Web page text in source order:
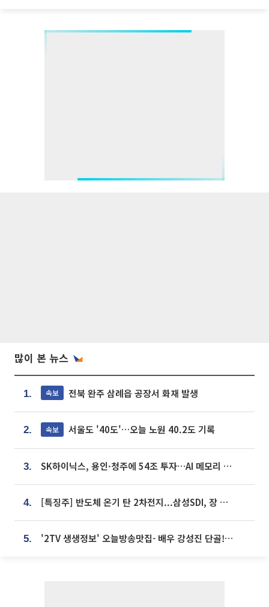
많이 본 뉴스
1. 속보 전북 완주 삼례읍 공장서 화재 발생
2. 속보 서울도 '40도'…오늘 노원 40.2도 기록
3. SK하이닉스, 용인·청주에 54조 투자…AI 메모리 생산기지 키운다
4. [특징주] 반도체 온기 탄 2차전지...삼성SDI, 장 초반 7% 넘게 껑충
5. '2TV 생생정보' 오늘방송맛집- 배우 강성진 단골! 쌀국수ㆍ푸팟퐁 커리 맛집 '블○○○'